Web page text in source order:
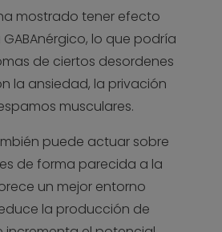
mostrado tener efecto
lo que podría
de ciertos desordenes
la ansiedad, la privación
musculares.
puede actuar sobre
de forma parecida a la
un mejor entorno
la producción de